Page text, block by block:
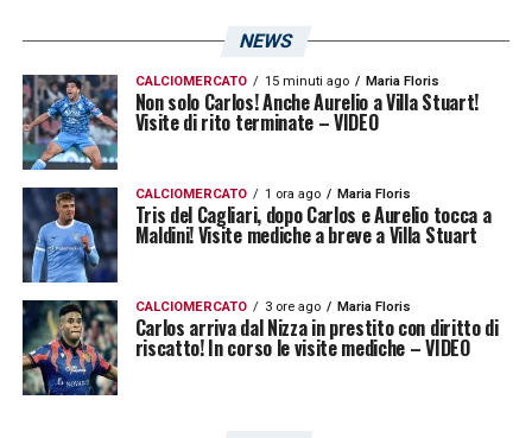
NEWS
CALCIOMERCATO 15 minuti ago Maria Floris
Non solo Carlos! Anche Aurelio a Villa Stuart!
Visite di rito terminate – VIDEO
CALCIOMERCATO 1 ora ago Maria Floris
Tris del Cagliari, dopo Carlos e Aurelio tocca a
Maldini! Visite mediche a breve a Villa Stuart
CALCIOMERCATO 3 ore ago Maria Floris
Carlos arriva dal Nizza in prestito con diritto di
riscatto! In corso le visite mediche – VIDEO